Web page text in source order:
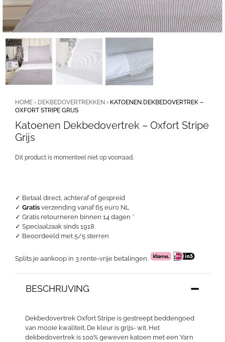
✓ Betaal direct, achteraf of gespreid
✓ Gratis verzending vanaf 65 euro NL
✓ Gratis retourneren binnen 14 dagen *
✓ Speciaalzaak sinds 1918
✓ Beoordeeld met 5/5 sterren
Splits je aankoop in 3 rente-vrije betalingen.
HOME › DEKBEDOVERTREKKEN › KATOENEN DEKBEDOVERTREK –
OXFORT STRIPE GRIJS
Katoenen Dekbedovertrek – Oxfort Stripe
Grijs
BESCHRIJVING
Dekbedovertrek Oxfort Stripe is gestreept beddengoed
van mooie kwaliteit. De kleur is grijs- wit. Het
dekbedovertrek is 100% geweven katoen met een Yarn
Dit product is momenteel niet op voorraad.